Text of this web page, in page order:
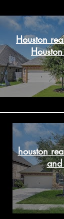
Houston
houston